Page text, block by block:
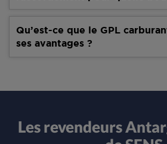
Qu’est-ce que le GPL
ses avantages ?
Les revendeurs